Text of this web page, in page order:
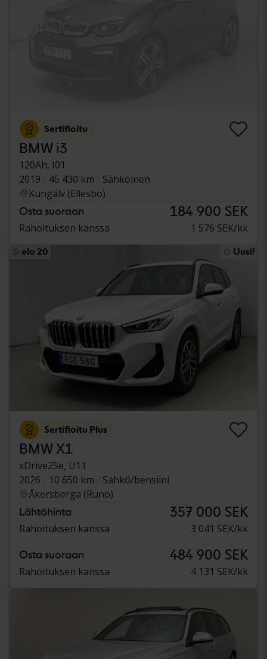
Sertifioitu
BMW i3
120Ah, I01
2019
45 430 km
Sähköinen
Kungälv (Ellesbo)
Osta suoraan 184 900 SEK
Rahoituksen kanssa 1 576 SEK/kk
elo 20 Uusi!
Sertifioitu Plus
BMW X1
xDrive25e, U11
2026
10 650 km
Sähkö/bensiini
Åkersberga (Runö)
Lähtöhinta 357 000 SEK
Rahoituksen kanssa 3 041 SEK/kk
Osta suoraan 484 900 SEK
Rahoituksen kanssa 4 131 SEK/kk